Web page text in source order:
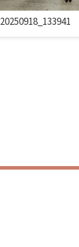
20250918_133941